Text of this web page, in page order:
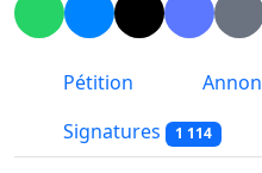
Pétition
Signatures 1 114